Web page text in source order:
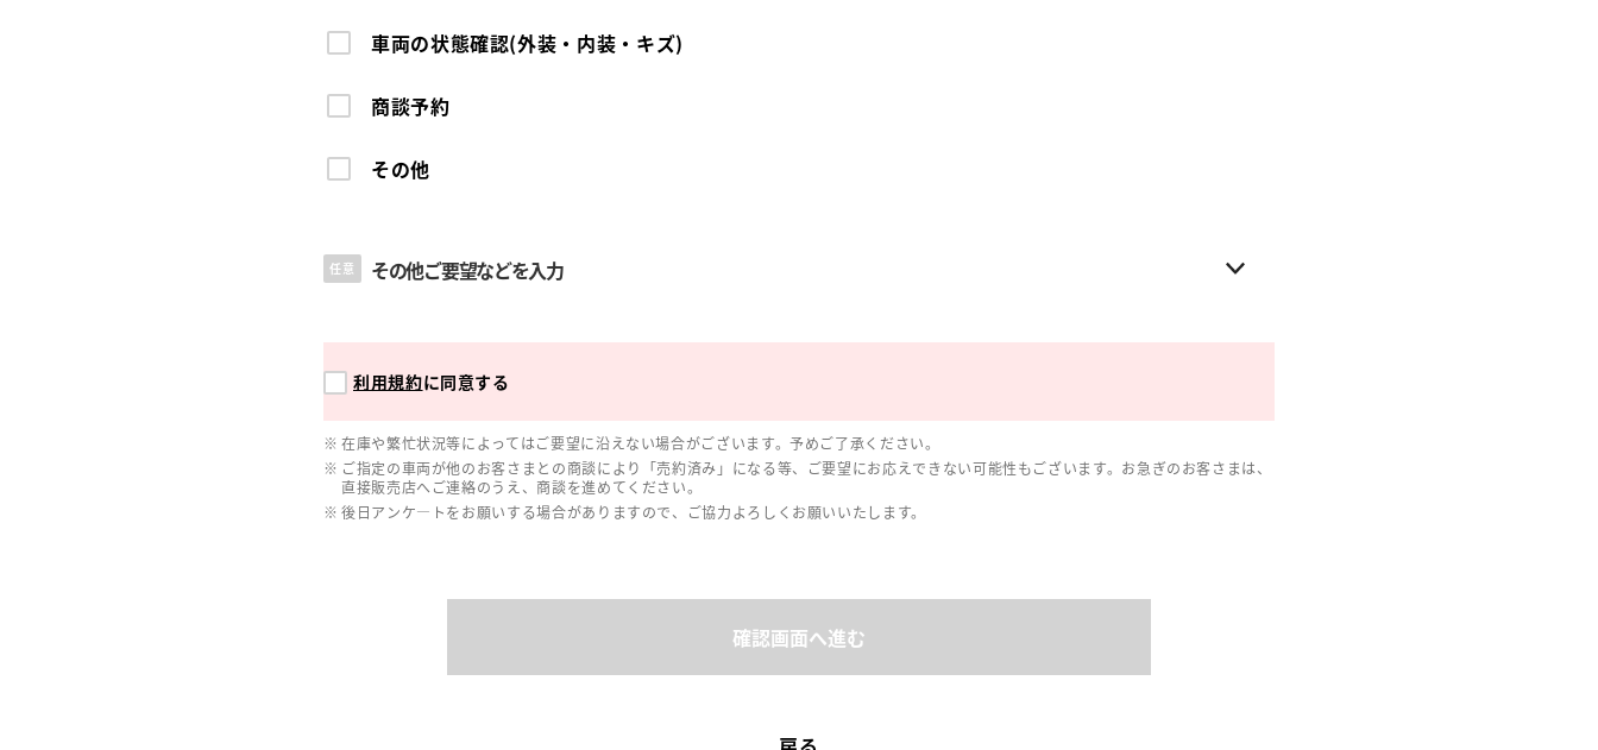
車両の状態確認(外装・内装・キズ)
商談予約
その他
任意 その他ご要望などを入力
利用規約に同意する
在庫や繁忙状況等によってはご要望に沿えない場合がございます。予めご了承ください。
ご指定の車両が他のお客さまとの商談により「売約済み」になる等、ご要望にお応えできない可能性もございます。お急ぎのお客さまは、
直接販売店へご連絡のうえ、商談を進めてください。
後日アンケ―トをお願いする場合がありますので、ご協力よろしくお願いいたします。
確認画面へ進む